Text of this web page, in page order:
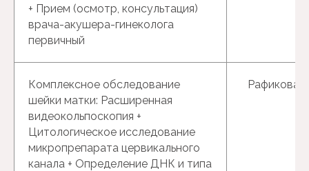
+ Прием (осмотр, консультация)
врача-акушера-гинеколога
первичный
Комплексное обследование
шейки матки: Расширенная
видеокольпоскопия +
Цитологическое исследование
микропрепарата цервикального
канала + Определение ДНК и типа
Рафикова
Гинекологические
исследования
и процедуры